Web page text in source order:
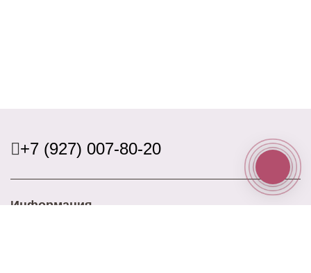
+7 (927) 007-80-20
Информация